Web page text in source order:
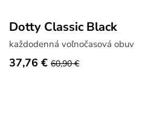
Dotty Classic Black
každodenná voľnočasová obuv
37,76 € 60,90 €